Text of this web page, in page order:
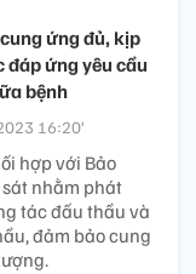
ứng đủ, kịp
đáp ứng yêu cầu
bệnh
16:20’
hợp với Bảo
nhằm phát
tác đấu thầu và
đảm bảo cung